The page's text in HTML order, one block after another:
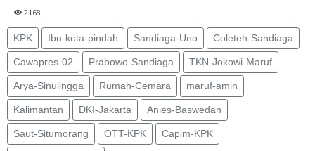
2168
KPK Ibu-kota-pindah Sandiaga-Uno Coleteh-Sandiaga
Cawapres-02 Prabowo-Sandiaga TKN-Jokowi-Maruf
Arya-Sinulingga Rumah-Cemara maruf-amin
Kalimantan DKI-Jakarta Anies-Baswedan
Saut-Situmorang OTT-KPK Capim-KPK